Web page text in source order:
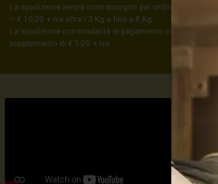
La spedizione senza contrassegno per ordini superiori a
– € 10,00 + iva oltre i 3 Kg e fino a 8 Kg.
La spedizione con modalità di pagamento in contanti
supplemento di € 5,00 + iva.